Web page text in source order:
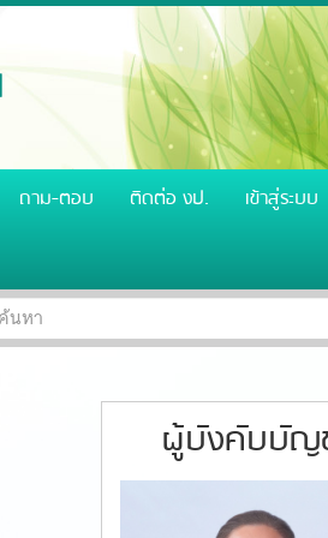
ถาม-ตอบ ติดต่อ งป. เข้าสู่ระบบ
น สำนักงานตำรวจแห่งชาติ วิสัยทั
ร์ม
หา
หา
ผู้บังคับบัญ